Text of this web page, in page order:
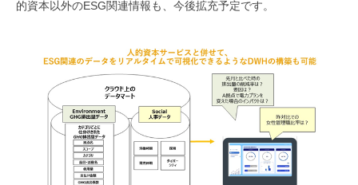
的資本以外のESG関連情報も、今後拡充予定です。